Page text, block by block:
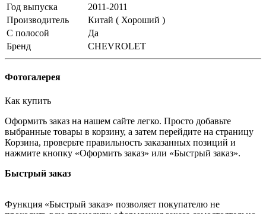
Год выпуска
2011-2011
Производитель
Китай ( Хороший )
С полосой
Да
Бренд
CHEVROLET
Фотогалерея
Как купить
Оформить заказ на нашем сайте легко. Просто добавьте
выбранные товары в корзину, а затем перейдите на страницу
Корзина, проверьте правильность заказанных позиций и
нажмите кнопку «Оформить заказ» или «Быстрый заказ».
Быстрый заказ
Функция «Быстрый заказ» позволяет покупателю не